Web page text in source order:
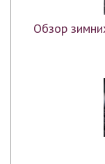
Обзор